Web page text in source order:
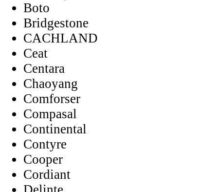
Boto
Bridgestone
CACHLAND
Ceat
Centara
Chaoyang
Comforser
Compasal
Continental
Contyre
Cooper
Cordiant